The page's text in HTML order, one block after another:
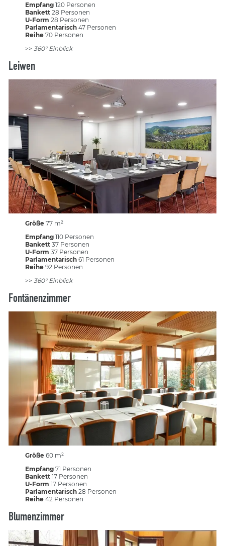
Empfang 120 Personen
Bankett 28 Personen
U-Form 28 Personen
Parlamentarisch 47 Personen
Reihe70 Personen
>>360° Einblick
Leiwen
Größe 77 m²
Empfang 110 Personen
Bankett 37 Personen
U-Form 37 Personen
Parlamentarisch 61 Personen
Reihe92 Personen
>>360° Einblick
Fontänenzimmer
Größe 60 m²
Empfang 71 Personen
Bankett 17 Personen
U-Form 17 Personen
Parlamentarisch 28 Personen
Reihe42 Personen
Blumenzimmer